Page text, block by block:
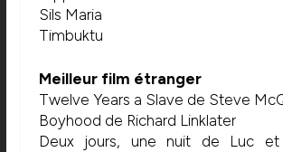
Sils Maria
Timbuktu
Meilleur film étranger
Twelve Years a Slave de Steve
Boyhood de Richard Linklater
Deux jours, une nuit de Luc et